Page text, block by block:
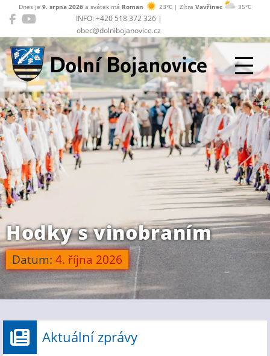
INFO: +420 518 372 326 |
obec@dolnibojanovice.cz
Dnes je 9. srpna 2026 a svátek má Roman 23°C | Zítra Vavřinec 35°C
Dolní Bojanovice
Hodky s vinobraním
Datum: 4. října 2026
Aktuální zprávy